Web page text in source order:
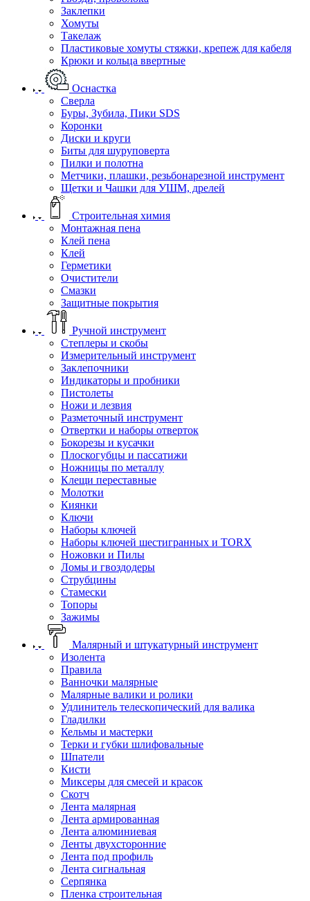
Заклепки
Хомуты
Такелаж
Пластиковые хомуты стяжки, крепеж для кабеля
Крюки и кольца ввертные
Оснастка
Сверла
Буры, Зубила, Пики SDS
Коронки
Диски и круги
Биты для шуруповерта
Пилки и полотна
Метчики, плашки, резьбонарезной инструмент
Щетки и Чашки для УШМ, дрелей
Строительная химия
Монтажная пена
Клей пена
Клей
Герметики
Очистители
Смазки
Защитные покрытия
Ручной инструмент
Степлеры и скобы
Измерительный инструмент
Заклепочники
Индикаторы и пробники
Пистолеты
Ножи и лезвия
Разметочный инструмент
Отвертки и наборы отверток
Бокорезы и кусачки
Плоскогубцы и пассатижи
Ножницы по металлу
Клещи переставные
Молотки
Киянки
Ключи
Наборы ключей
Наборы ключей шестигранных и TORX
Ножовки и Пилы
Ломы и гвоздодеры
Струбцины
Стамески
Топоры
Зажимы
Малярный и штукатурный инструмент
Изолента
Правила
Ванночки малярные
Малярные валики и ролики
Удлинитель телескопический для валика
Гладилки
Кельмы и мастерки
Терки и губки шлифовальные
Шпатели
Кисти
Миксеры для смесей и красок
Скотч
Лента малярная
Лента армированная
Лента алюминиевая
Ленты двухсторонние
Лента под профиль
Лента сигнальная
Серпянка
Пленка строительная